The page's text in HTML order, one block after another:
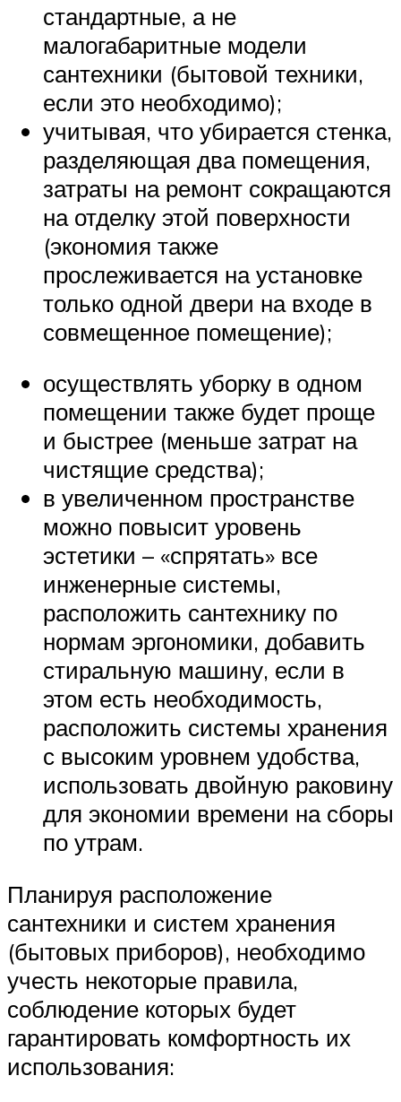
стандартные, а не
малогабаритные модели
сантехники (бытовой техники,
если это необходимо);
учитывая, что убирается стенка,
разделяющая два помещения,
затраты на ремонт сокращаются
на отделку этой поверхности
(экономия также
прослеживается на установке
только одной двери на входе в
совмещенное помещение);
осуществлять уборку в одном
помещении также будет проще
и быстрее (меньше затрат на
чистящие средства);
в увеличенном пространстве
можно повысит уровень
эстетики – «спрятать» все
инженерные системы,
расположить сантехнику по
нормам эргономики, добавить
стиральную машину, если в
этом есть необходимость,
расположить системы хранения
с высоким уровнем удобства,
использовать двойную раковину
для экономии времени на сборы
по утрам.
Планируя расположение
сантехники и систем хранения
(бытовых приборов), необходимо
учесть некоторые правила,
соблюдение которых будет
гарантировать комфортность их
использования: